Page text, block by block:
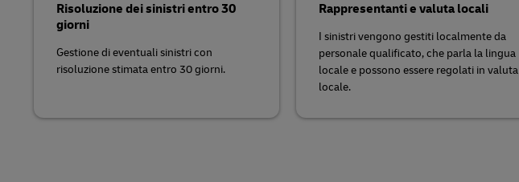
Risoluzione dei sinistri entro 30
giorni
Gestione di eventuali sinistri con
risoluzione stimata entro 30 giorni.
Rappresentanti e valuta locali
I sinistri vengono gestiti localmente da
personale qualificato, che parla la lingua
locale e possono essere regolati in valuta
locale.